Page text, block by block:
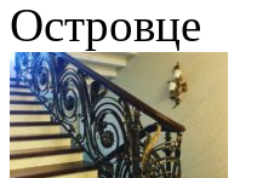
Островце